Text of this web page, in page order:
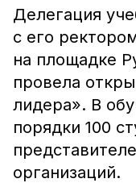
Делегация
с его
на площадке
провела
лидера». В
порядки 100
организаций.